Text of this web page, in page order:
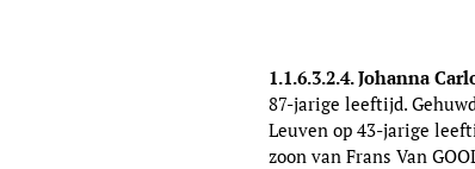
1.1.6.3.2.4. Johanna
87-jarige leeftijd.
Leuven op 43-jarige
zoon van Frans Van